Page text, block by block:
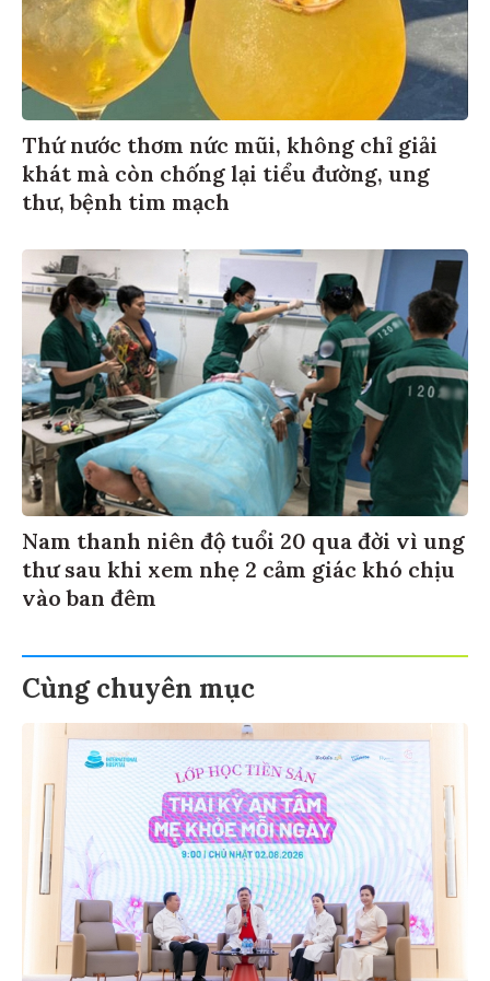
Thứ nước thơm nức mũi, không chỉ giải
khát mà còn chống lại tiểu đường, ung
thư, bệnh tim mạch
Nam thanh niên độ tuổi 20 qua đời vì ung
thư sau khi xem nhẹ 2 cảm giác khó chịu
vào ban đêm
Cùng chuyên mục